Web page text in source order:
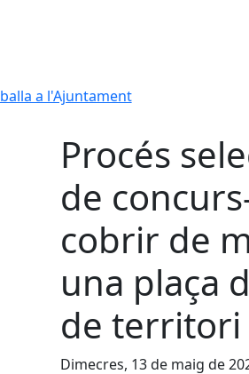
a l'Ajuntament
Procés
de
cobrir de
una plaça
de territori
Dimecres, 13 de maig de